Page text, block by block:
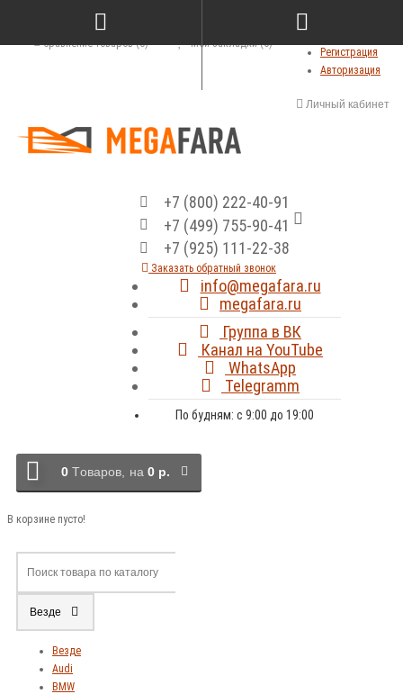
Регистрация
Авторизация
Личный кабинет
Мои закладки (0)
Сравнение товаров (0)
+7 (800) 222-40-91
+7 (499) 755-90-41
+7 (925) 111-22-38
Заказать обратный звонок
info@megafara.ru
megafara.ru
Группа в ВК
Канал на YouTube
WhatsApp
Telegramm
По будням: с 9:00 до 19:00
0 Tоваров, на 0 р.
В корзине пусто!
Везде
Везде
Audi
BMW